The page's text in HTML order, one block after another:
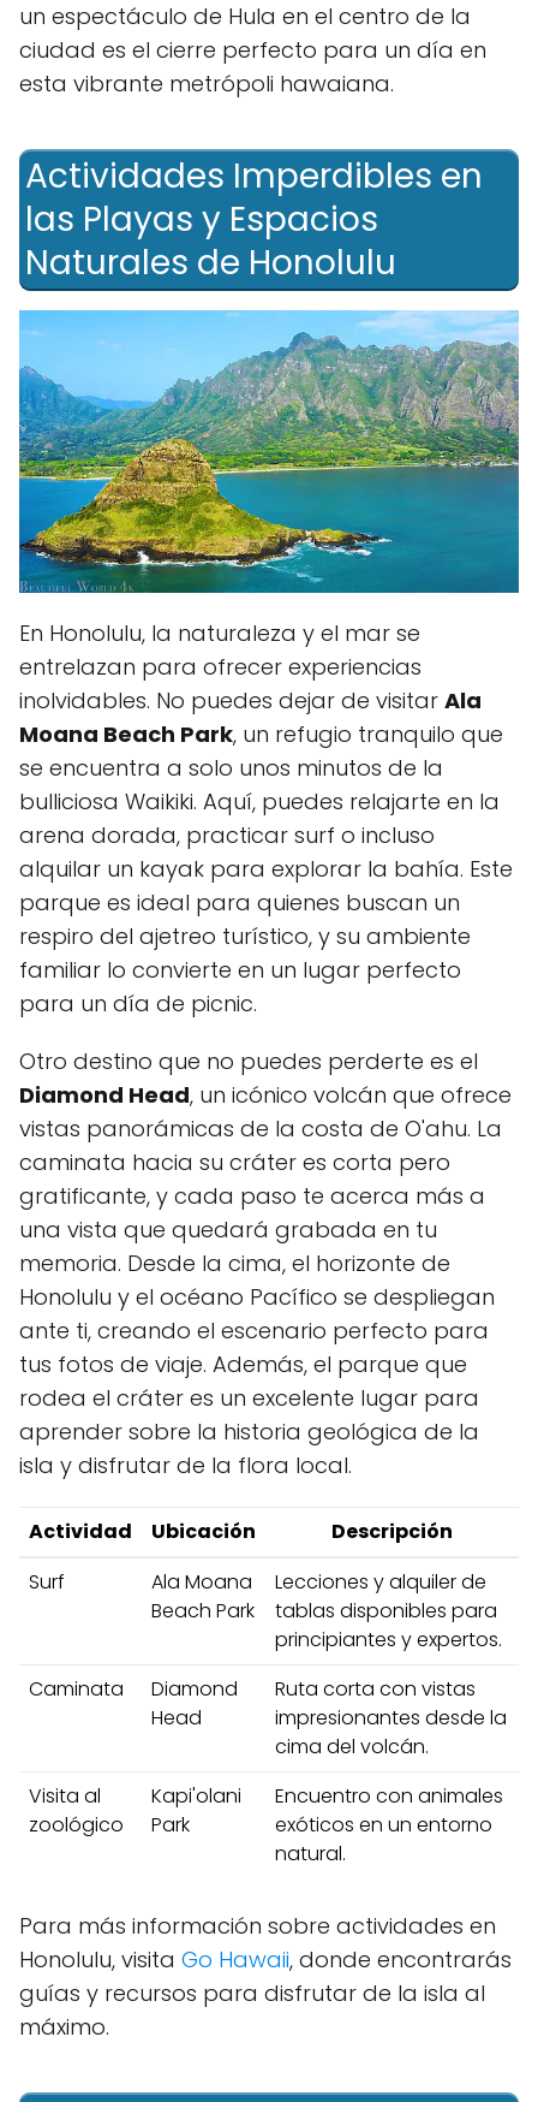
un espectáculo de‌ Hula en el centro de la
ciudad es el cierre perfecto para un día en
esta vibrante metrópoli hawaiana.
Actividades Imperdibles ⁢en
las Playas y Espacios
Naturales de⁢ Honolulu
En Honolulu, la naturaleza y ⁣el mar se
entrelazan para ofrecer experiencias⁢
inolvidables. No puedes dejar de visitar Ala
Moana‌ Beach Park, un refugio tranquilo que
se encuentra a solo unos minutos​ de la
bulliciosa Waikiki. ​Aquí, puedes relajarte en la
arena dorada, practicar surf o incluso
alquilar un kayak para ‍explorar la ⁢bahía. Este
parque es ideal para quienes buscan un
respiro del ajetreo turístico, y su ambiente
familiar lo convierte en un lugar perfecto
para un día de picnic.
Otro destino‌ que‍ no‌ puedes perderte es el
Diamond Head, un icónico volcán que ofrece
vistas panorámicas de la costa de O'ahu. La
caminata⁣ hacia su cráter es corta pero
gratificante, y cada paso te acerca ‍más a
una ⁢vista que quedará grabada en tu
memoria. Desde la cima, el horizonte de
⁢Honolulu y‍ el océano Pacífico ‍se despliegan
ante ti, creando el escenario perfecto para
⁤tus fotos de viaje. Además, ‌el​ parque que
rodea el cráter es un excelente lugar para ​
aprender​ sobre la historia geológica de la
isla y disfrutar de la flora local.
Actividad Ubicación
Descripción
Surf
Ala Moana
Beach Park
Lecciones y​ alquiler de
tablas⁤ disponibles para
principiantes y expertos.
Caminata
Diamond
Head
Ruta corta con vistas
impresionantes desde la
cima del volcán.
Visita⁢ al⁤
zoológico
Kapi'olani
Park
Encuentro con ⁤animales
exóticos en ⁤un entorno
natural.
Para más información sobre actividades en
Honolulu, visita Go Hawaii, donde encontrarás
guías y recursos para ⁤disfrutar de ​la​ isla al
máximo.